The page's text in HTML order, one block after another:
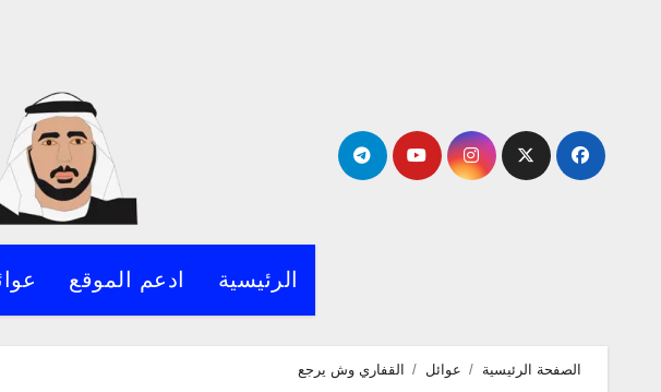
الرئيسية ادعم الموقع
الصفحة الرئيسية عوائل القفاري وش يرجع